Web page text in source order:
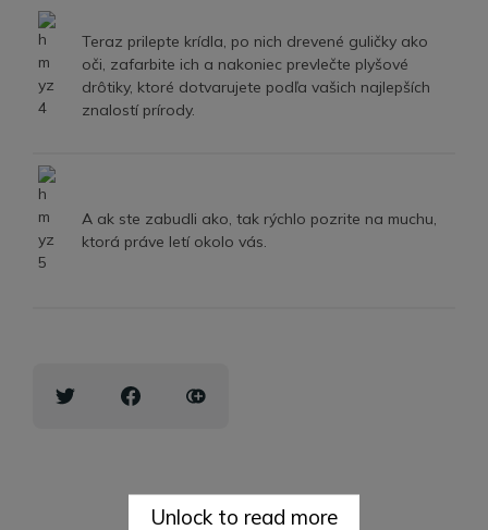
Teraz prilepte krídla, po nich drevené guličky ako
oči, zafarbite ich a nakoniec prevlečte plyšové
drôtiky, ktoré dotvarujete podľa vašich najlepších
znalostí prírody.
A ak ste zabudli ako, tak rýchlo pozrite na muchu,
ktorá práve letí okolo vás.
Unlock to read more